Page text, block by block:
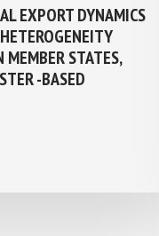
EXPORT
EUROPEAN
2024: A